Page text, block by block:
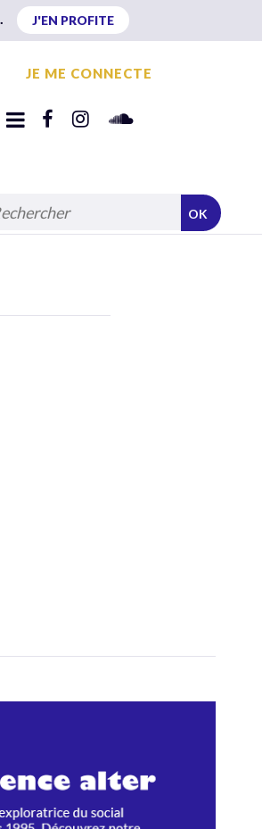
J'EN PROFITE
JE ME CONNECTE
OK